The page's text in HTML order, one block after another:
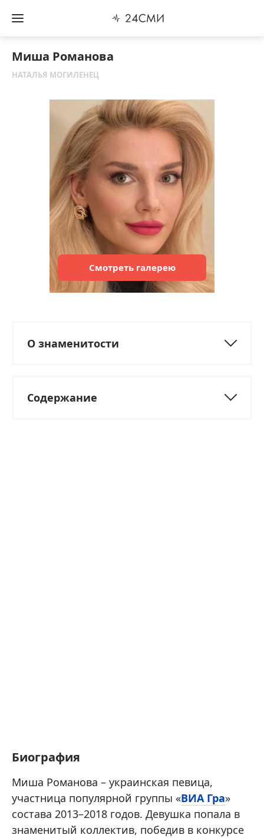
Миша Романова
НАТАЛЬЯ МОГИЛЕНЕЦ
Смотреть галерею
О знаменитости
Содержание
Биография
Миша Романова – украинская певица,
участница популярной группы «ВИА Гра»
состава 2013–2018 годов. Девушка попала в
знаменитый коллектив, победив в конкурсе